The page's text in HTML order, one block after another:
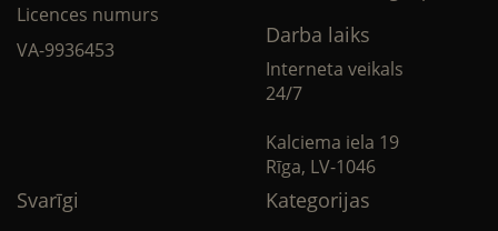
Licences numurs
VA-9936453
Darba laiks
Interneta veikals
24/7
Kalciema iela 19
Rīga, LV-1046
Svarīgi Kategorijas